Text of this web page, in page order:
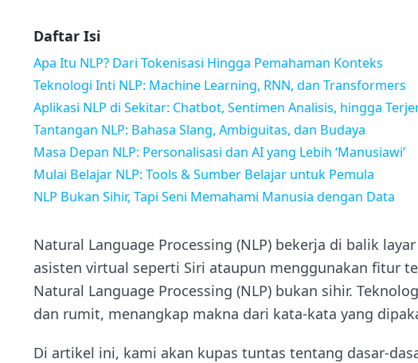
Daftar Isi
Apa Itu NLP? Dari Tokenisasi Hingga Pemahaman Konteks
Teknologi Inti NLP: Machine Learning, RNN, dan Transformers
Aplikasi NLP di Sekitar: Chatbot, Sentimen Analisis, hingga
Tantangan NLP: Bahasa Slang, Ambiguitas, dan Budaya
Masa Depan NLP: Personalisasi dan AI yang Lebih ‘Manusiawi’
Mulai Belajar NLP: Tools & Sumber Belajar untuk Pemula
NLP Bukan Sihir, Tapi Seni Memahami Manusia dengan Data
Natural Language Processing (NLP) bekerja di balik
asisten virtual seperti Siri ataupun menggunakan fitur
Natural Language Processing (NLP) bukan sihir.
dan rumit, menangkap makna dari kata-kata yang
Di artikel ini, kami akan kupas tuntas tentang dasar-